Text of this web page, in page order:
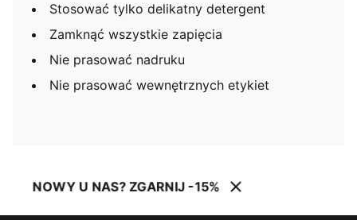
Stosować tylko delikatny detergent
Zamknąć wszystkie zapięcia
Nie prasować nadruku
Nie prasować wewnętrznych etykiet
NOWY U NAS? ZGARNIJ -15%